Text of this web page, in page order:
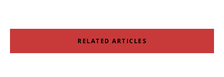
RELATED ARTICLES